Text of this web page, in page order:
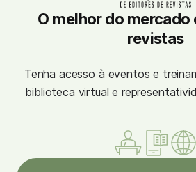
O melhor do
revistas
Tenha acesso à eventos e
biblioteca virtual e